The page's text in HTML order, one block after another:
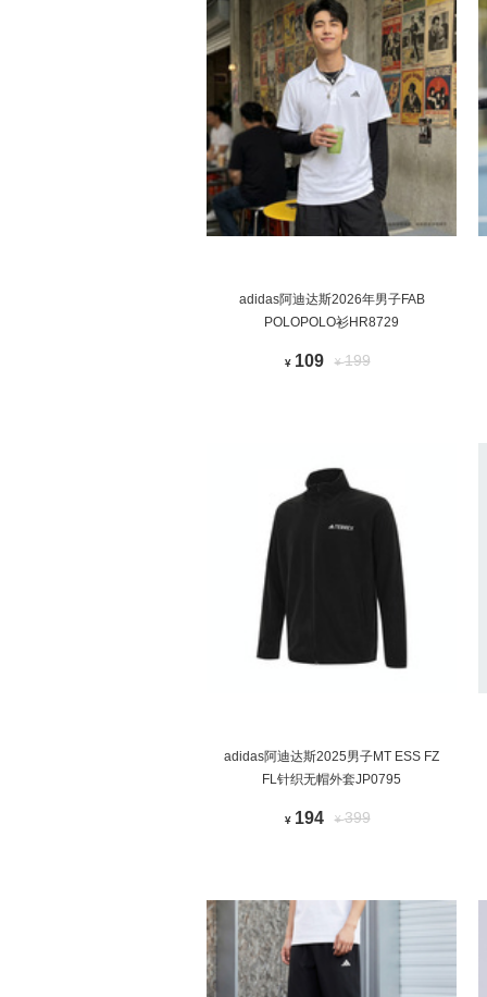
adidas阿迪达斯2026年男子FAB
POLOPOLO衫HR8729
¥ 109 ¥199
adidas阿迪达斯2025男子MT ESS FZ
FL针织无帽外套JP0795
¥ 194 ¥399